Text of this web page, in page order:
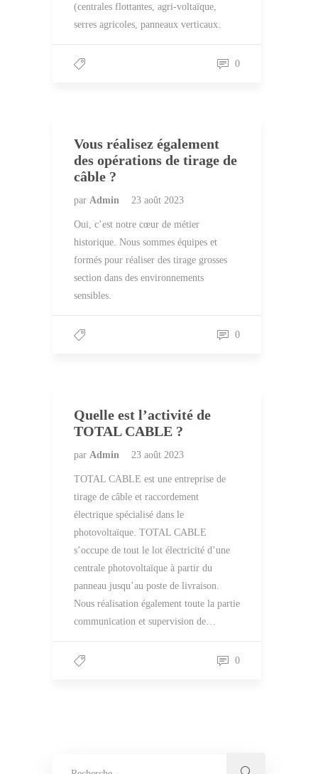
(centrales flottantes, agri-voltaïque,
serres agricoles, panneaux verticaux.
0
Vous réalisez également
des opérations de tirage de
câble ?
par Admin 23 août 2023
Oui, c’est notre cœur de métier
historique. Nous sommes équipes et
formés pour réaliser des tirage grosses
section dans des environnements
sensibles.
0
Quelle est l’activité de
TOTAL CABLE ?
par Admin 23 août 2023
TOTAL CABLE est une entreprise de
tirage de câble et raccordement
électrique spécialisé dans le
photovoltaïque. TOTAL CABLE
s’occupe de tout le lot électricité d’une
centrale photovoltaïque à partir du
panneau jusqu’au poste de livraison.
Nous réalisation également toute la partie
communication et supervision de…
0